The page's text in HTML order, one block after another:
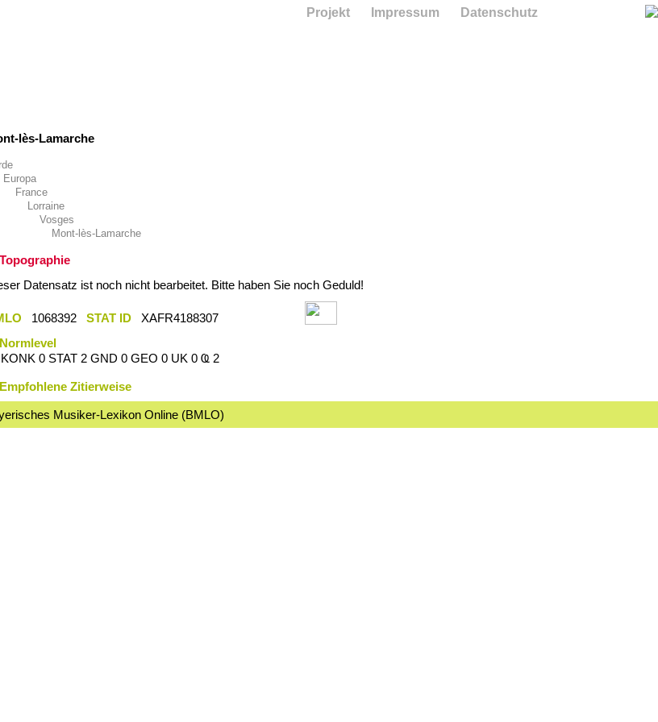
lès-Lamarche
Europa
France
Lorraine
Vosges
Mont-lès-Lamarche
Topographie
Datensatz ist noch nicht bearbeitet. Bitte haben Sie noch Geduld!
1068392 STAT ID
XAFR4188307
Normlevel
KONK 0 STAT 2 GND 0 GEO 0 UK 0 Ҩ 2
Empfohlene Zitierweise
Musiker-Lexikon Online (BMLO)
Projekt Impressum Datenschutz